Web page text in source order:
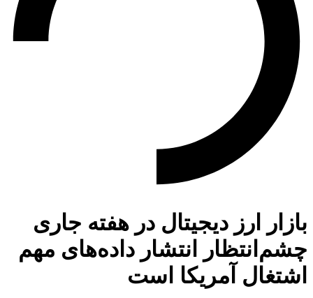
بازار ارز دیجیتال در هفته جاری
چشم‌انتظار انتشار داده‌های مهم
اشتغال آمریکا است